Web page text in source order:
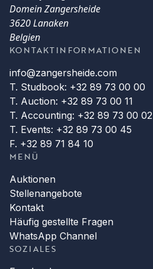
Domein Zangersheide
3620 Lanaken
Belgien
KONTAKTINFORMATIONEN
info@zangersheide.com
T. Studbook: +32 89 73 00 00
T. Auction: +32 89 73 00 11
T. Accounting: +32 89 73 00 02
T. Events: +32 89 73 00 45
F. +32 89 71 84 10
MENÜ
Auktionen
Stellenangebote
Kontakt
Häufig gestellte Fragen
WhatsApp Channel
SOZIALES